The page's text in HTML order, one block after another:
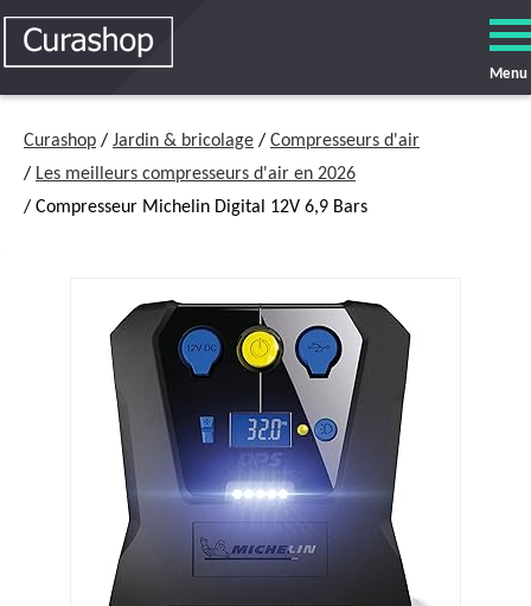
Menu
Curashop / Jardin & bricolage / Compresseurs d'air
/ Les meilleurs compresseurs d'air en 2026
/ Compresseur Michelin Digital 12V 6,9 Bars